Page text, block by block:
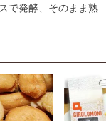
で発酵、そのまま熟